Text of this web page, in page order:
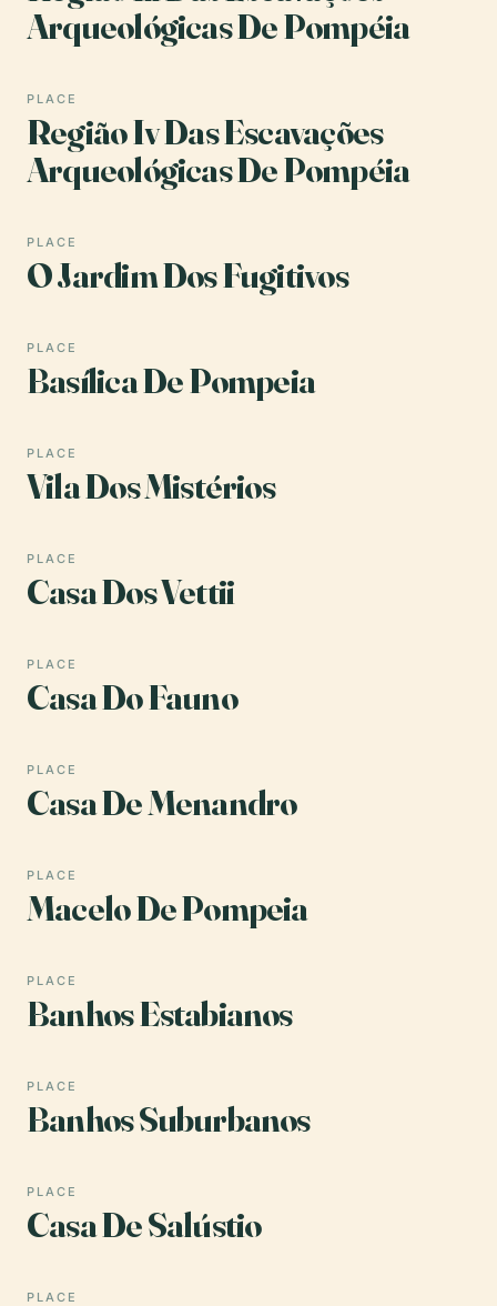
Arqueológicas De Pompéia
PLACE
Região Iv Das Escavações
Arqueológicas De Pompéia
PLACE
O Jardim Dos Fugitivos
PLACE
Basílica De Pompeia
PLACE
Vila Dos Mistérios
PLACE
Casa Dos Vettii
PLACE
Casa Do Fauno
PLACE
Casa De Menandro
PLACE
Macelo De Pompeia
PLACE
Banhos Estabianos
PLACE
Banhos Suburbanos
PLACE
Casa De Salústio
PLACE